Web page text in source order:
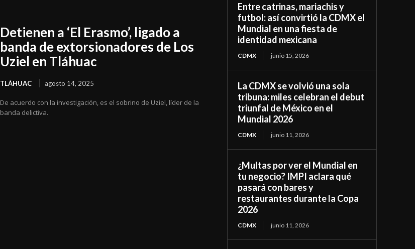
Detienen a ‘El Erasmo’, ligado a
banda de extorsionadores de Los
Uziel en Tláhuac
TLÁHUAC agosto 14, 2025
De acuerdo con la investigación, es el sobrino de Uziel, líder de la
banda delictiva.
Entre catrinas, mariachis y
futbol: así convirtió la CDMX el
Mundial en una fiesta de
identidad mexicana
CDMX junio 15, 2026
La CDMX se volvió una sola
tribuna: miles celebran el debut
triunfal de México en el
Mundial 2026
CDMX junio 11, 2026
¿Multas por ver el Mundial en
tu negocio? IMPI aclara qué
pasará con bares y
restaurantes durante la Copa
2026
CDMX junio 11, 2026